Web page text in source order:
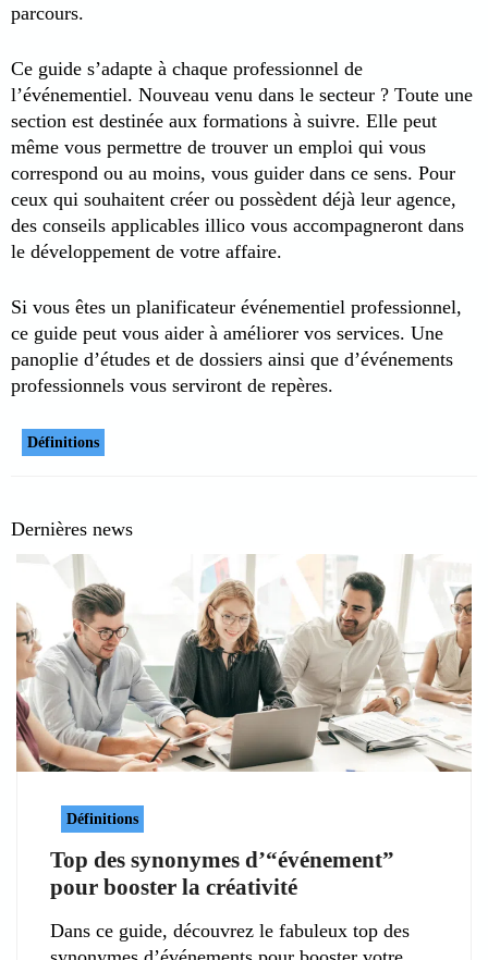
parcours.
Ce guide s’adapte à chaque professionnel de
l’événementiel. Nouveau venu dans le secteur ? Toute une
section est destinée aux formations à suivre. Elle peut
même vous permettre de trouver un emploi qui vous
correspond ou au moins, vous guider dans ce sens. Pour
ceux qui souhaitent créer ou possèdent déjà leur agence,
des conseils applicables illico vous accompagneront dans
le développement de votre affaire.
Si vous êtes un planificateur événementiel professionnel,
ce guide peut vous aider à améliorer vos services. Une
panoplie d’études et de dossiers ainsi que d’événements
professionnels vous serviront de repères.
Définitions
Dernières news
Définitions
Top des synonymes d’“événement”
pour booster la créativité
Dans ce guide, découvrez le fabuleux top des